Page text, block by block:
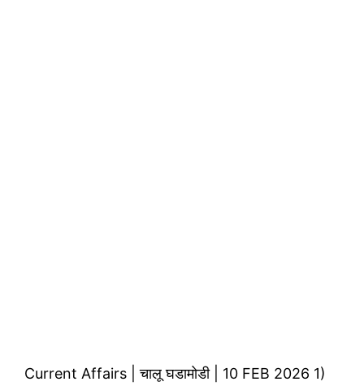
Current Affairs | चालू घडामोडी | 10 FEB 2026 1)